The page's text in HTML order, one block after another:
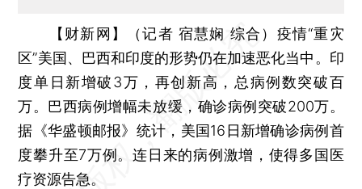
【财新网】（记者 宿慧娴 综合） 疫情“重灾
区”美国、巴西和印度的形势仍在加速恶化当中。印
度单日新增破3万，再创新高，总病例数突破百
万。巴西病例增幅未放缓，确诊病例突破200万。
据《华盛顿邮报》统计，美国16日新增确诊病例首
度攀升至7万例。连日来的病例激增，使得多国医
疗资源告急。